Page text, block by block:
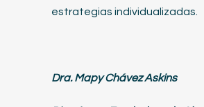
estrategias individualizadas.
Dra. Mapy Chávez Askins